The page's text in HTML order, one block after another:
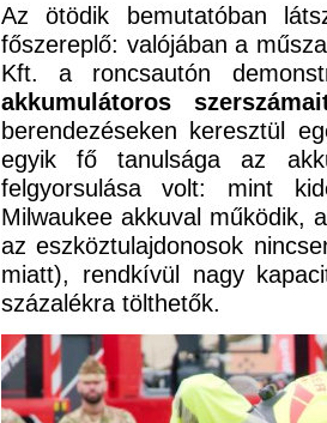
Az ötödik bemutatóban
főszereplő: valójában a
Kft. a roncsautón
akkumulátoros
berendezéseken keresztül
egyik fő tanulsága az
felgyorsulása volt: mint
Milwaukee akkuval működik,
az eszköztulajdonosok
miatt), rendkívül nagy
százalékra tölthetők.